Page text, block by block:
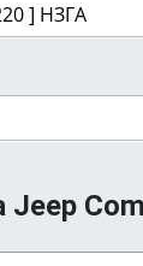
] НЗГА